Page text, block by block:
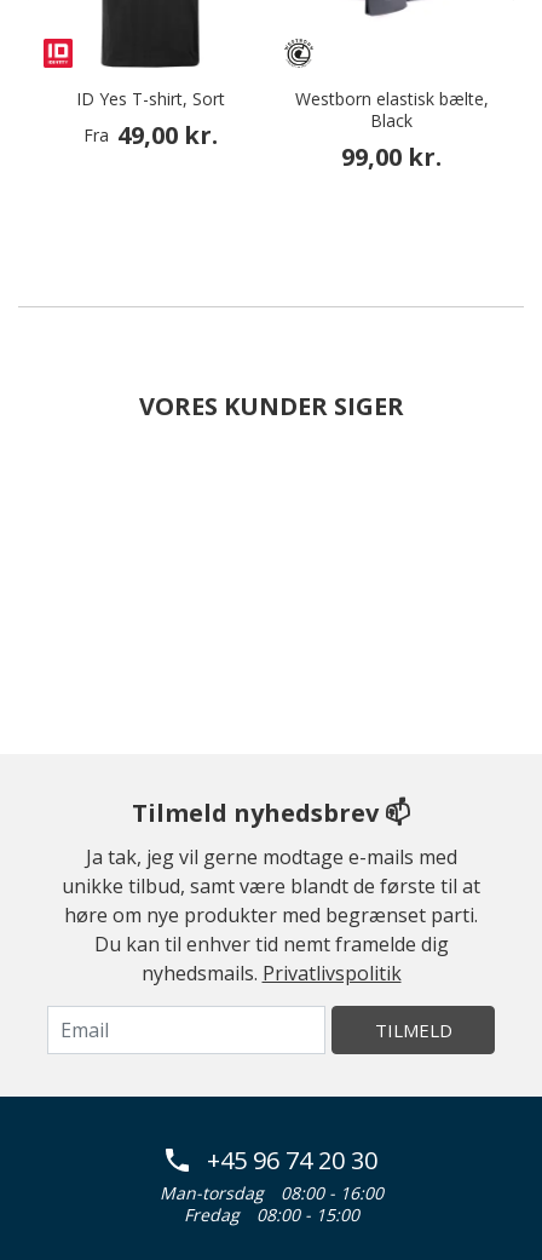
ID Yes T-shirt, Sort
Fra 49,00 kr.
Westborn elastisk bælte,
Black
99,00 kr.
VORES KUNDER SIGER
Tilmeld nyhedsbrev 📫
Ja tak, jeg vil gerne modtage e-mails med
unikke tilbud, samt være blandt de første til at
høre om nye produkter med begrænset parti.
Du kan til enhver tid nemt framelde dig
nyhedsmails. Privatlivspolitik
TILMELD
+45 96 74 20 30
Man-torsdag
08:00 - 16:00
Fredag
08:00 - 15:00